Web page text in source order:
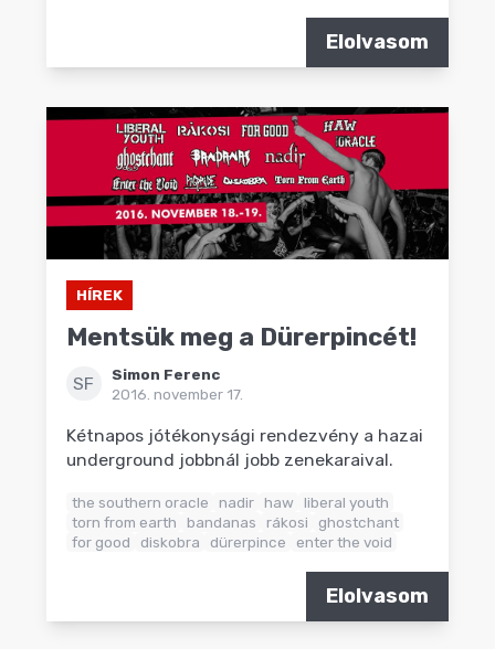
Elolvasom
HÍREK
Mentsük meg a Dürerpincét!
SF
Simon Ferenc
2016. november 17.
Kétnapos jótékonysági rendezvény a hazai
underground jobbnál jobb zenekaraival.
the southern oracle nadir haw
liberal youth
torn from earth
bandanas rákosi
ghostchant
for good
diskobra dürerpince enter the void
Elolvasom